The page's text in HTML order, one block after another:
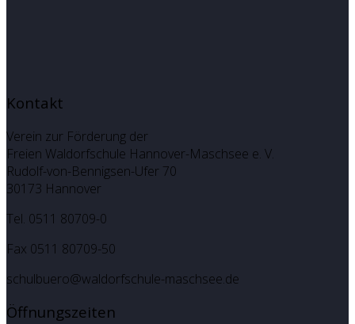
Kontakt
Verein zur Förderung der
Freien Waldorfschule Hannover-Maschsee e. V.
Rudolf-von-Bennigsen-Ufer 70
30173 Hannover
Tel. 0511 80709-0
Fax 0511 80709-50
schulbuero@waldorfschule-maschsee.de
Öffnungszeiten